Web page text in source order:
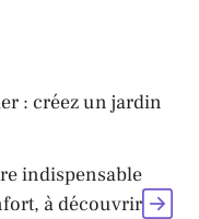
: créez un jardin
indispensable
à découvrir